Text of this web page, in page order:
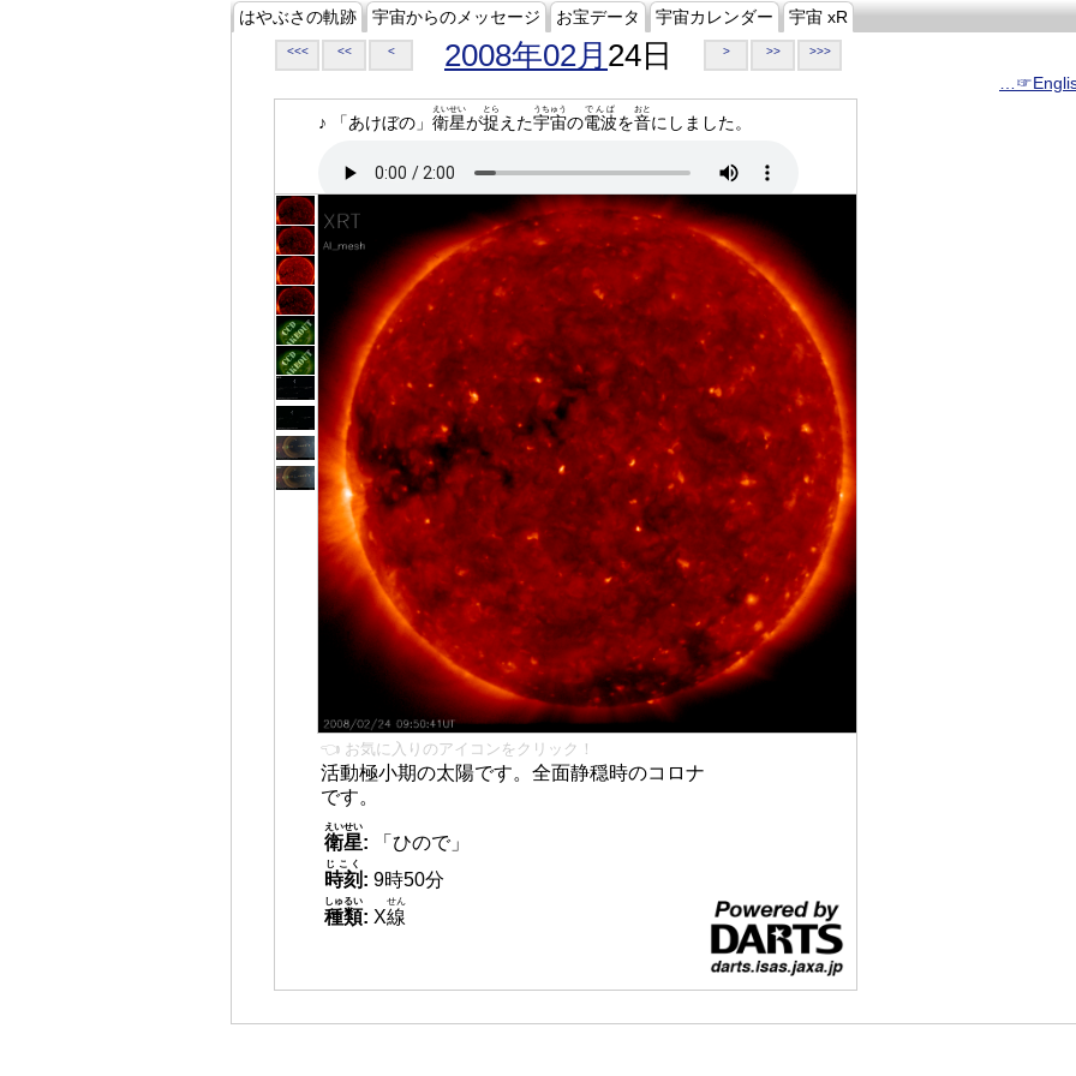
はやぶさの軌跡 宇宙からのメッセージ お宝データ 宇宙カレンダー 宇宙 xR
<<< << < 2008年02月 24日 > >> >>>
♪ 「あけぼの」 衛星
えいせい
が捉
とら
えた宇宙
うちゅう
の電波
でんぱ
を音
おと
にしました。
👈 お気に入りのアイコンをクリック！
活動極小期の太陽です。全面静穏時のコロナ
です。
衛星
えいせい
:
「ひので」
時刻
じこく
: 9時50分
種類
しゅるい
: X線
せん